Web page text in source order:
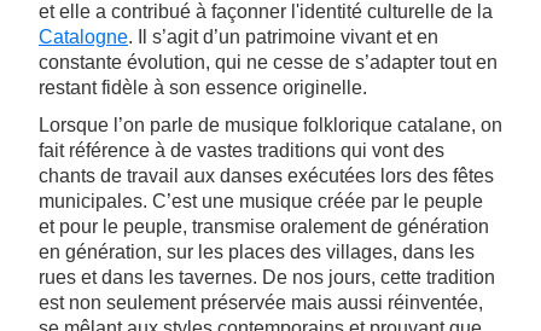
et elle a contribué à façonner l'identité culturelle de la
Catalogne. Il s’agit d’un patrimoine vivant et en
constante évolution, qui ne cesse de s’adapter tout en
restant fidèle à son essence originelle.
Lorsque l’on parle de musique folklorique catalane, on
fait référence à de vastes traditions qui vont des
chants de travail aux danses exécutées lors des fêtes
municipales. C’est une musique créée par le peuple
et pour le peuple, transmise oralement de génération
en génération, sur les places des villages, dans les
rues et dans les tavernes. De nos jours, cette tradition
est non seulement préservée mais aussi réinventée,